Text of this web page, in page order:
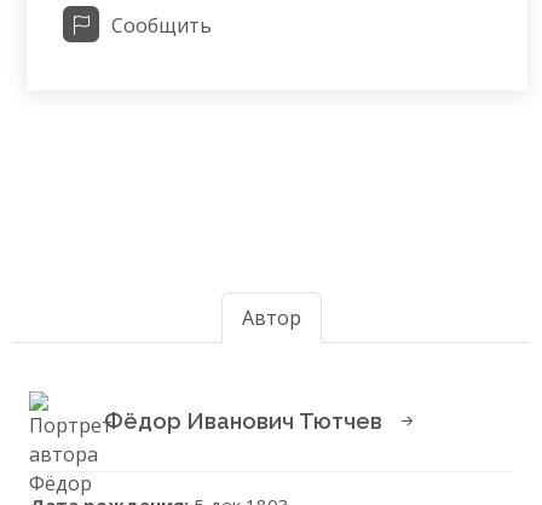
Сообщить
Автор
Фёдор Иванович Тютчев